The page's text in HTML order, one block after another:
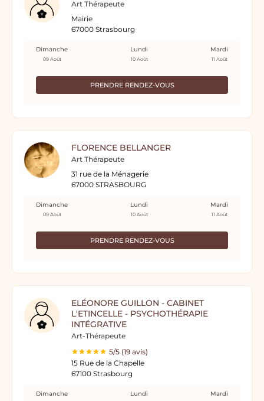
Art Thérapeute
Mairie
67000 Strasbourg
PRENDRE RENDEZ-VOUS
Dimanche
09 Août
Lundi
10 Août
Mardi
11 Août
FLORENCE BELLANGER
Art Thérapeute
31 rue de la Ménagerie
67000 STRASBOURG
PRENDRE RENDEZ-VOUS
Dimanche
09 Août
Lundi
10 Août
Mardi
11 Août
ELÉONORE GUILLON - CABINET
L'ETINCELLE - PSYCHOTHÉRAPIE
INTÉGRATIVE
Art-Thérapeute
5/5 (19 avis)
15 Rue de la Chapelle
67100 Strasbourg
Dimanche Lundi Mardi